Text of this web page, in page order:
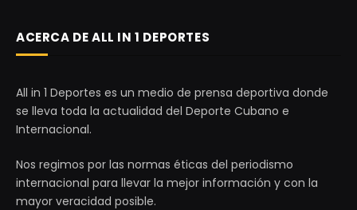
ACERCA DE ALL IN 1 DEPORTES
All in 1 Deportes es un medio de prensa deportiva donde
se lleva toda la actualidad del Deporte Cubano e
Internacional.
Nos regimos por las normas éticas del periodismo
internacional para llevar la mejor información y con la
mayor veracidad posible.